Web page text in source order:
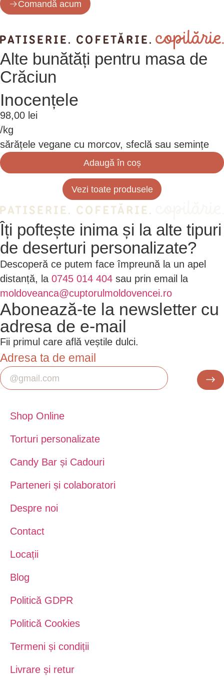
Comandă acum
Alte bunătăți pentru masa de
Crăciun
Inocențele
98,00 lei
/kg
sărățele vegane cu morcov, sfeclă sau semințe
Adaugă în coș
Vezi toate produsele
Îți poftește inima și la alte tipuri
de deserturi personalizate?
Descoperă ce putem face împreună la un apel
distanță, la 0745 014 404 sau prin email la
moldoveanca@cuptorulmoldovencei.ro
Abonează-te la newsletter cu
adresa de e-mail
Fii primul care află veștile dulci.
Adresa ta de email
Shop Online
Torturi personalizate
Candy Bar și Cadouri
Parteneri și colaboratori
Despre noi
Contact
Locații
Blog
Politică GDPR
Politică Cookies
Termeni și condiții
Livrare și retur